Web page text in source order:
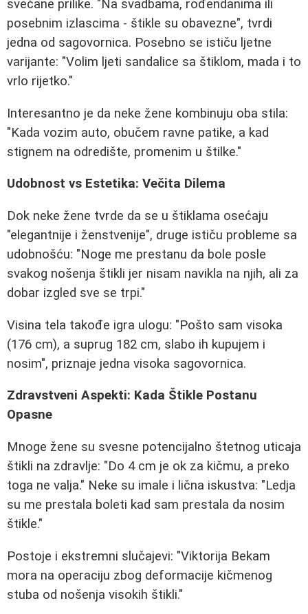
svečane prilike. "Na svadbama, rođendanima ili
posebnim izlascima - štikle su obavezne", tvrdi
jedna od sagovornica. Posebno se ističu ljetne
varijante: "Volim ljeti sandalice sa štiklom, mada i to
vrlo rijetko."
Interesantno je da neke žene kombinuju oba stila:
"Kada vozim auto, obučem ravne patike, a kad
stignem na odredište, promenim u štilke."
Udobnost vs Estetika: Večita Dilema
Dok neke žene tvrde da se u štiklama osećaju
"elegantnije i ženstvenije", druge ističu probleme sa
udobnošću: "Noge me prestanu da bole posle
svakog nošenja štikli jer nisam navikla na njih, ali za
dobar izgled sve se trpi."
Visina tela takođe igra ulogu: "Pošto sam visoka
(176 cm), a suprug 182 cm, slabo ih kupujem i
nosim", priznaje jedna visoka sagovornica.
Zdravstveni Aspekti: Kada Štikle Postanu
Opasne
Mnoge žene su svesne potencijalno štetnog uticaja
štikli na zdravlje: "Do 4 cm je ok za kičmu, a preko
toga ne valja." Neke su imale i lična iskustva: "Ledja
su me prestala boleti kad sam prestala da nosim
štikle."
Postoje i ekstremni slučajevi: "Viktorija Bekam
mora na operaciju zbog deformacije kičmenog
stuba od nošenja visokih štikli."